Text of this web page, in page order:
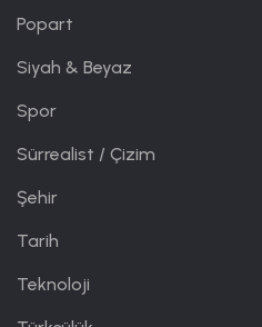
Popart
Siyah & Beyaz
Spor
Sürrealist / Çizim
Şehir
Tarih
Teknoloji